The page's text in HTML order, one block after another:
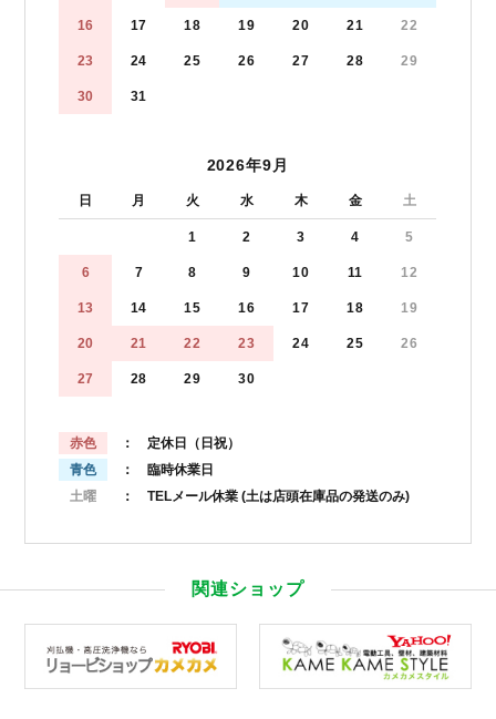
16 17 18 19 20 21 22
23 24 25 26 27 28 29
30 31
2026年9月
日 月 火 水 木 金 土
1 2 3 4 5
6 7 8 9 10 11 12
13 14 15 16 17 18 19
20 21 22 23 24 25 26
27 28 29 30
赤色
： 定休日（日祝）
青色
： 臨時休業日
土曜
： TELメール休業 (土は店頭在庫品の発送のみ)
関連ショップ